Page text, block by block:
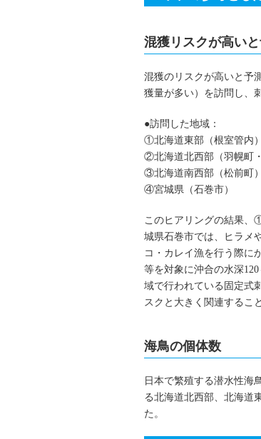
混獲リスクが高い
混獲のリスクが高いと予
獲量が多い）を訪問し、
●訪問した地域：
①北海道東部（根室管内）
②北海道北西部（羽幌町
③北海道南西部（松前町）
④宮城県（石巻市）
このヒアリングの結果
城県石巻市では、ヒラメ
コ・カレイ漁を行う際に
等を対象に沖合の水深
域で行われている固定式
スクと大きく関連するこ
海鳥の個体数
日本で繁殖する潜水性海
る北海道北西部、北海道
た。